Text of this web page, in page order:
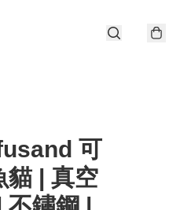
可
貓 | 真空